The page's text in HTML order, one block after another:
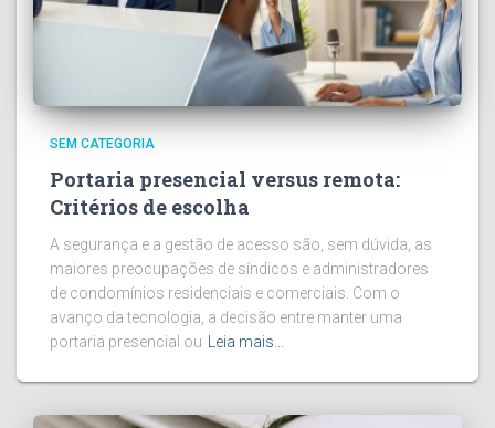
SEM CATEGORIA
Portaria presencial versus remota:
Critérios de escolha
A segurança e a gestão de acesso são, sem dúvida, as
maiores preocupações de síndicos e administradores
de condomínios residenciais e comerciais. Com o
avanço da tecnologia, a decisão entre manter uma
portaria presencial ou Leia mais…